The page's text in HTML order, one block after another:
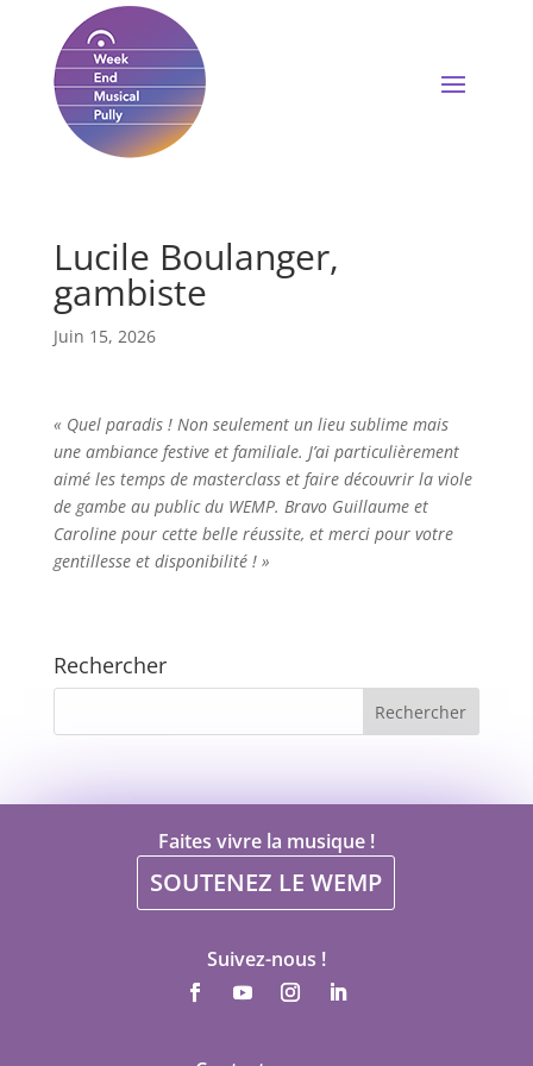
Lucile Boulanger,
gambiste
Juin 15, 2026
« Quel paradis ! Non seulement un lieu sublime mais
une ambiance festive et familiale. J’ai particulièrement
aimé les temps de masterclass et faire découvrir la viole
de gambe au public du WEMP. Bravo Guillaume et
Caroline pour cette belle réussite, et merci pour votre
gentillesse et disponibilité ! »
Rechercher
Faites vivre la musique !
SOUTENEZ LE WEMP
Suivez-nous !